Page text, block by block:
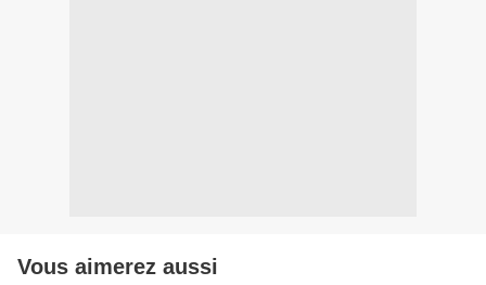
Vous aimerez aussi